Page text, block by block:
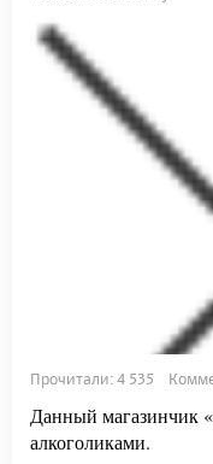
Прочитали: 4 535
Данный магазинчик
алкоголиками.